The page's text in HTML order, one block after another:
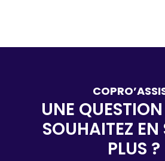
UNE
SOUHAITEZ
PLUS ?